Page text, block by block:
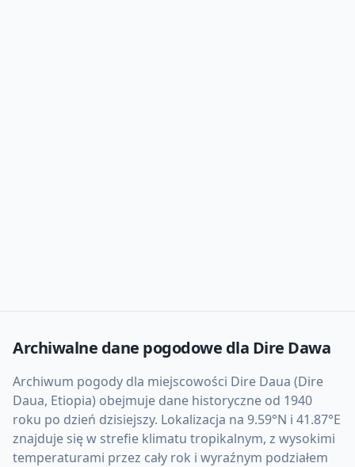
Archiwalne dane pogodowe dla Dire Dawa
Archiwum pogody dla miejscowości Dire Daua (Dire
Daua, Etiopia) obejmuje dane historyczne od 1940
roku po dzień dzisiejszy. Lokalizacja na 9.59°N i 41.87°E
znajduje się w strefie klimatu tropikalnym, z wysokimi
temperaturami przez cały rok i wyraźnym podziałem